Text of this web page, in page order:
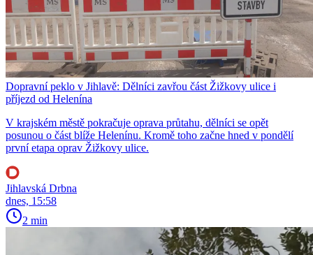
Dopravní peklo v Jihlavě: Dělníci zavřou část Žižkovy ulice i
příjezd od Helenína
V krajském městě pokračuje oprava průtahu, dělníci se opět
posunou o část blíže Helenínu. Kromě toho začne hned v pondělí
první etapa oprav Žižkovy ulice.
Jihlavská Drbna
dnes, 15:58
2 min